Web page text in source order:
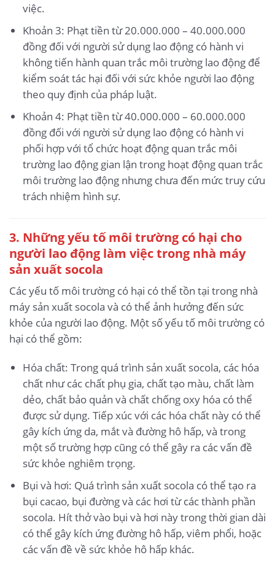
việc.
Khoản 3: Phạt tiền từ 20.000.000 – 40.000.000
đồng đối với người sử dụng lao động có hành vi
không tiến hành quan trắc môi trường lao động để
kiểm soát tác hại đối với sức khỏe người lao động
theo quy định của pháp luật.
Khoản 4: Phạt tiền từ 40.000.000 – 60.000.000
đồng đối với người sử dụng lao động có hành vi
phối hợp với tổ chức hoạt động quan trắc môi
trường lao động gian lận trong hoạt động quan trắc
môi trường lao động nhưng chưa đến mức truy cứu
trách nhiệm hình sự.
3. Những yếu tố môi trường có hại cho
người lao động làm việc trong nhà máy
sản xuất socola
Các yếu tố môi trường có hại có thể tồn tại trong nhà
máy sản xuất socola và có thể ảnh hưởng đến sức
khỏe của người lao động. Một số yếu tố môi trường có
hại có thể gồm:
Hóa chất: Trong quá trình sản xuất socola, các hóa
chất như các chất phụ gia, chất tạo màu, chất làm
dẻo, chất bảo quản và chất chống oxy hóa có thể
được sử dụng. Tiếp xúc với các hóa chất này có thể
gây kích ứng da, mắt và đường hô hấp, và trong
một số trường hợp cũng có thể gây ra các vấn đề
sức khỏe nghiêm trọng.
Bụi và hơi: Quá trình sản xuất socola có thể tạo ra
bụi cacao, bụi đường và các hơi từ các thành phần
socola. Hít thở vào bụi và hơi này trong thời gian dài
có thể gây kích ứng đường hô hấp, viêm phổi, hoặc
các vấn đề về sức khỏe hô hấp khác.